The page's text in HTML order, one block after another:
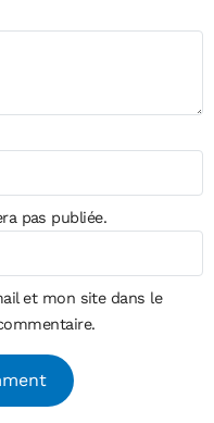
pas publiée.
et mon site dans le